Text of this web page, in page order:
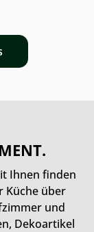
Ihnen finden
Küche über
und
Dekoartikel